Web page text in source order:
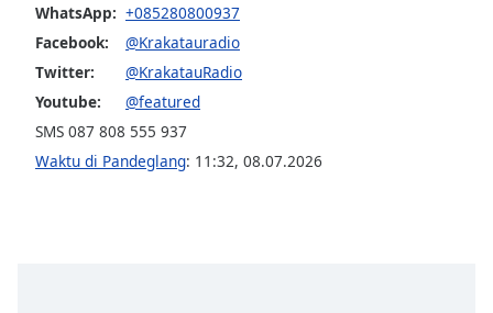
Audio
Picture-
Picture
Fullscreen
WhatsApp: +085280800937
Facebook:
@Krakatauradio
Twitter:
@KrakatauRadio
Youtube:
@featured
SMS 087 808 555 937
Waktu di Pandeglang: 11:32, 08.07.2026